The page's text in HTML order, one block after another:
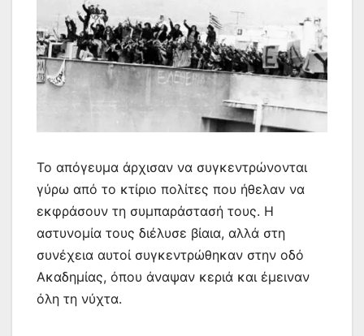
Το απόγευμα άρχισαν να συγκεντρώνονται
γύρω από το κτίριο πολίτες που ήθελαν να
εκφράσουν τη συμπαράστασή τους. Η
αστυνομία τους διέλυσε βίαια, αλλά στη
συνέχεια αυτοί συγκεντρώθηκαν στην οδό
Ακαδημίας, όπου άναψαν κεριά και έμειναν
όλη τη νύχτα.